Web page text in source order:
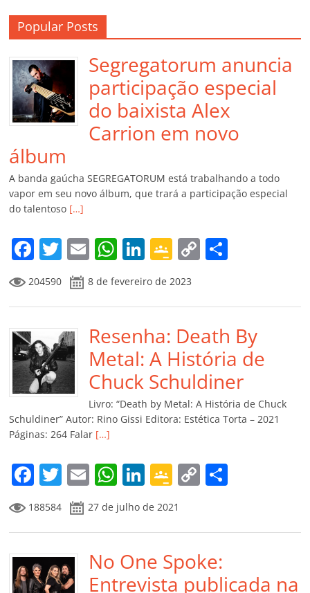
Popular Posts
Segregatorum anuncia
participação especial
do baixista Alex
Carrion em novo
álbum
A banda gaúcha SEGREGATORUM está trabalhando a todo
vapor em seu novo álbum, que trará a participação especial
do talentoso […]
F
a
c
e
b
o
o
k
T
w
itt
er
E
m
ai
l
W
at
s
A
p
p
Li
k
e
dI
n
G
o
o
gl
e
Cl
a
ss
ro
m
C
y
Li
n
k
p
ar
til
h
ar
204590 8 de fevereiro de 2023
Resenha: Death By
Metal: A História de
Chuck Schuldiner
Livro: “Death by Metal: A História de Chuck
Schuldiner” Autor: Rino Gissi Editora: Estética Torta – 2021
Páginas: 264 Falar […]
F
a
c
e
b
o
T
w
itt
er
E
m
ai
l
W
h
at
s
A
p
Li
n
k
e
dI
n
G
o
o
gl
e
Cl
C
y
Li
n
p
til
188584 27 de julho de 2021
No One Spoke:
Entrevista publicada na